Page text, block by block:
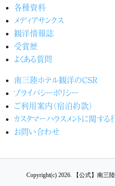
各種資料
メディアサンクス
観洋情報誌
受賞歴
よくある質問
南三陸ホテル観洋のCSR
プライバシーポリシー
ご利用案内（宿泊約款）
カスタマーハラスメントに関す
お問い合わせ
Copyright(c) 2026. 【公式】南三